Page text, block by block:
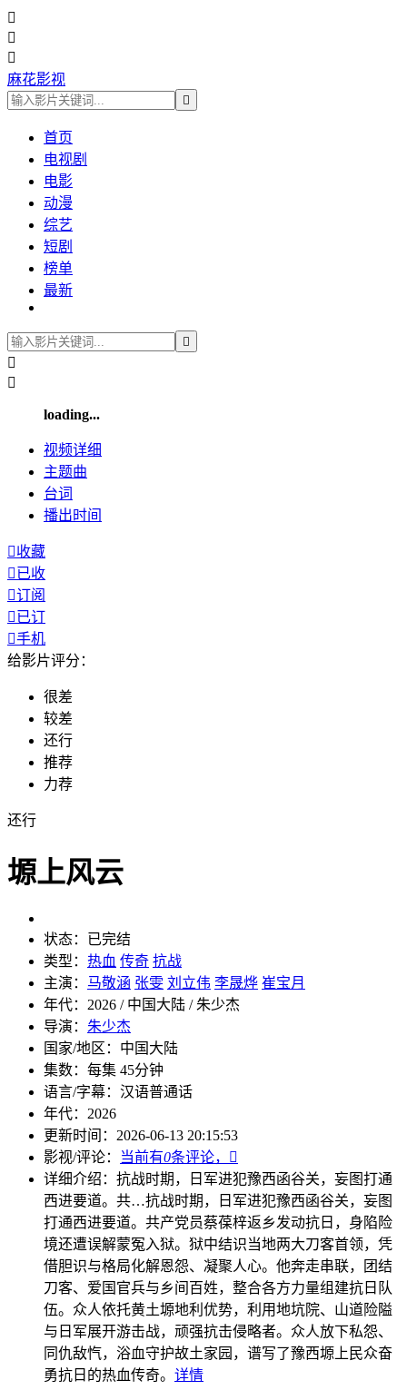



麻花影视

首页
电视剧
电影
动漫
综艺
短剧
榜单
最新



loading...
视频详细
主题曲
台词
播出时间
收藏
已收
订阅
已订
手机
给影片评分：
很差
较差
还行
推荐
力荐
还行
塬上风云
状态： 已完结
类型： 热血 传奇 抗战
主演： 马敬涵 张雯 刘立伟 李晟烨 崔宝月
年代： 2026 / 中国大陆 / 朱少杰
导演： 朱少杰
国家/地区： 中国大陆
集数： 每集 45分钟
语言/字幕： 汉语普通话
年代： 2026
更新时间： 2026-06-13 20:15:53
影视/评论：
当前有0条评论，

详细介绍： 抗战时期，日军进犯豫西函谷关，妄图打通
西进要道。共…抗战时期，日军进犯豫西函谷关，妄图
打通西进要道。共产党员蔡葆梓返乡发动抗日，身陷险
境还遭误解蒙冤入狱。狱中结识当地两大刀客首领，凭
借胆识与格局化解恩怨、凝聚人心。他奔走串联，团结
刀客、爱国官兵与乡间百姓，整合各方力量组建抗日队
伍。众人依托黄土塬地利优势，利用地坑院、山道险隘
与日军展开游击战，顽强抗击侵略者。众人放下私怨、
同仇敌忾，浴血守护故土家园，谱写了豫西塬上民众奋
勇抗日的热血传奇。 详情